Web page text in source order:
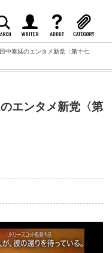
中泰延のエンタメ新党〈第十七
エンタメ新党〈第